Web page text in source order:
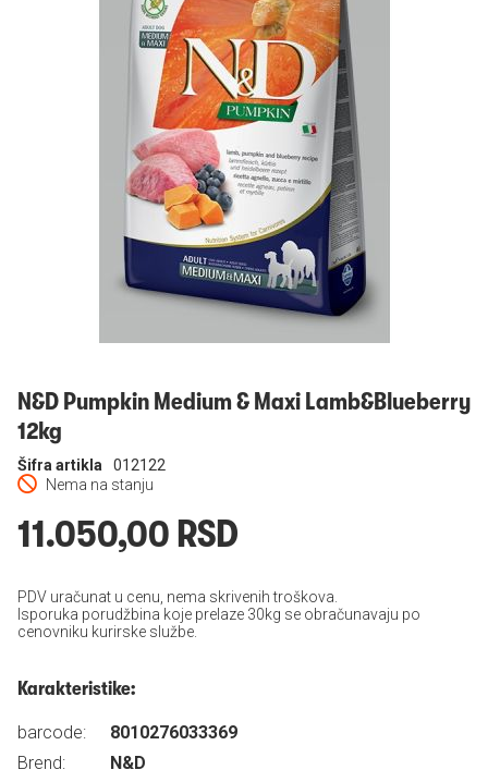
N&D Pumpkin Medium & Maxi Lamb&Blueberry
12kg
Nema na stanju
Šifra artikla 012122
11.050,00 RSD
PDV uračunat u cenu, nema skrivenih troškova.
Isporuka porudžbina koje prelaze 30kg se obračunavaju po
cenovniku kurirske službe.
Karakteristike:
barcode:
8010276033369
Brend:
N&D